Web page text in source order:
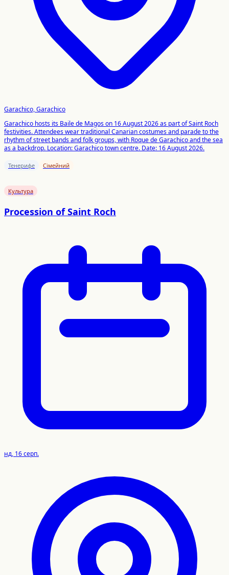
Garachico, Garachico
Garachico hosts its Baile de Magos on 16 August 2026 as part of Saint Roch
festivities. Attendees wear traditional Canarian costumes and parade to the
rhythm of street bands and folk groups, with Roque de Garachico and the sea
as a backdrop. Location: Garachico town centre. Date: 16 August 2026.
Тенерифе Сімейний
Культура
Procession of Saint Roch
нд, 16 серп.